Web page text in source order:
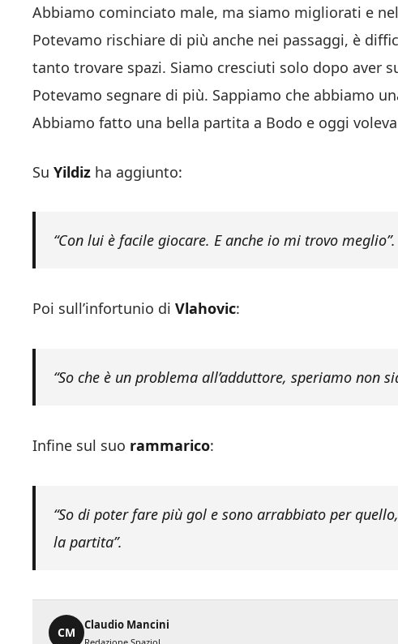
Abbiamo cominciato male, ma siamo migliorati e
Potevamo rischiare di più anche nei passaggi, è
tanto trovare spazi. Siamo cresciuti solo dopo aver
Potevamo segnare di più. Sappiamo che abbiamo
Abbiamo fatto una bella partita a Bodo e oggi
Su Yildiz ha aggiunto:
“Con lui è facile giocare. E anche io mi trovo meglio”.
Poi sull’infortunio di Vlahovic:
“So che è un problema all’adduttore, speriamo non
Infine sul suo rammarico:
“So di poter fare più gol e sono arrabbiato per
la partita”.
CM
Claudio Mancini